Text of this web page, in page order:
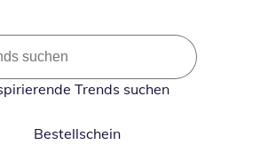
Trends suchen
Bestellschein